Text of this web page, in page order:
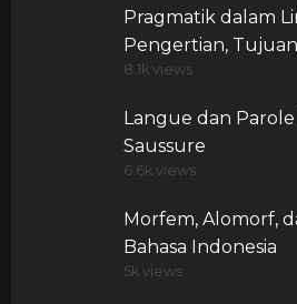
Pragmatik dalam
Pengertian,
8.1k views
Langue dan
Saussure
6.6k views
Morfem, Alomorf,
Bahasa Indonesia
5k views